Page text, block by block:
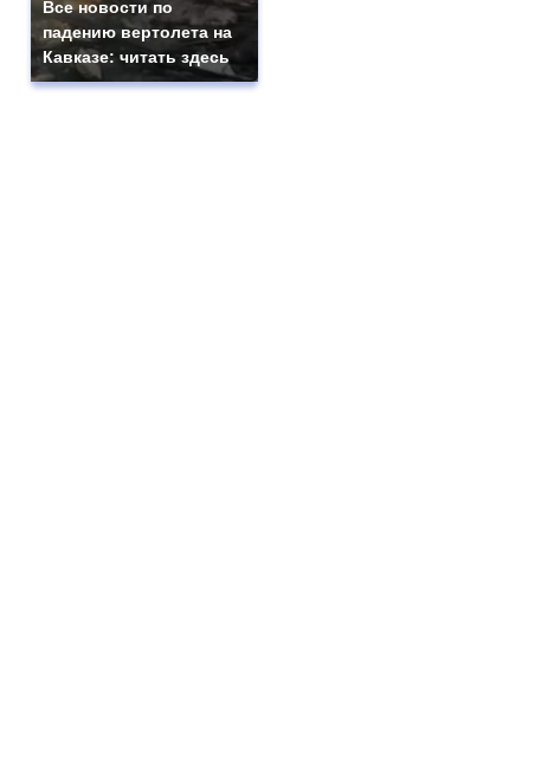
Все новости по
падению вертолета на
Кавказе: читать здесь